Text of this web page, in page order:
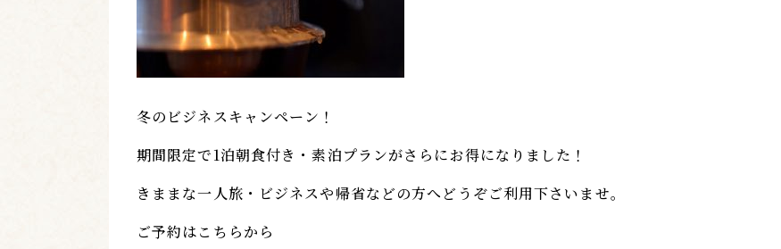
冬のビジネスキャンペーン！
期間限定で1泊朝食付き・素泊プランがさらにお得になりました！
きままな一人旅・ビジネスや帰省などの方へどうぞご利用下さいませ。
ご予約はこちらから